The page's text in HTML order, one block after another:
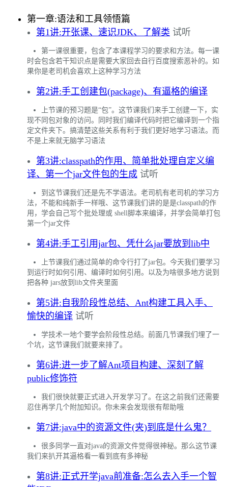
第一章:语法和工具领悟篇
第1讲:开张课、速识JDK、了解类 试听
第一课很重要，包含了本课程学习的要求和方法。每一课
时会包含若干知识点是需要大家回去自行百度搜索恶补的。如
果你是老司机会喜欢上这种学习方法
第2讲:手工创建包(package)、有逼格的编译
上节课的预习题是“包”。这节课我们来手工创建一下，实
现不同包对象的访问。同时我们编译代码时把它编译到一个指
定文件夹下。搞清楚这些关系有利于我们更好地学习语法。而
不是上来就无脑学习语法
第3讲:classpath的作用、简单批处理自定义编
译、第一个jar文件包的生成 试听
到这节课我们还是先不学语法。老司机有老司机的学习方
法，不能和纯新手一样哦、这节课我们讲的是是classpath的作
用，学会自己写个批处理或 shell脚本来编译，并学会简单打包
第一个jar文件
第4讲:手工引用jar包、凭什么jar要放到lib中
上节课我们通过简单的命令行打了jar包。今天我们要学习
到运行时如何引用、编译时如何引用。以及为啥很多地方说到
把各种 jars放到lib文件夹里面
第5讲:自我阶段性总结、Ant构建工具入手、
愉快的编译 试听
学技术一地个要学会阶段性总结。前面几节课我们埋了一
个坑，这节课我们就要来排了。
第6讲:进一步了解Ant项目构建、深刻了解
public修饰符
我们很快就要正式进入开发学习了。在这之前我们还需要
忍住再学几个附加知识。你未来会发现很有帮助哦
第7讲:java中的资源文件(夹)到底是什么鬼？
很多同学一直对java的资源文件觉得很神秘。那么这节课
我们来扒开其逼格看一看到底有多神秘
第8讲:正式开学java前准备:怎么去入手一个智